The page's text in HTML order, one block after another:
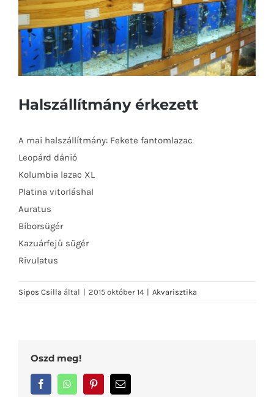
Halszállítmány érkezett
A mai halszállítmány: Fekete fantomlazac
Leopárd dánió
Kolumbia lazac XL
Platina vitorláshal
Auratus
Bíborsügér
Kazuárfejű sügér
Rivulatus
Sipos Csilla által | 2015 október 14 | Akvarisztika
Oszd meg!
FacebookWhatsAppPinterestEmail: